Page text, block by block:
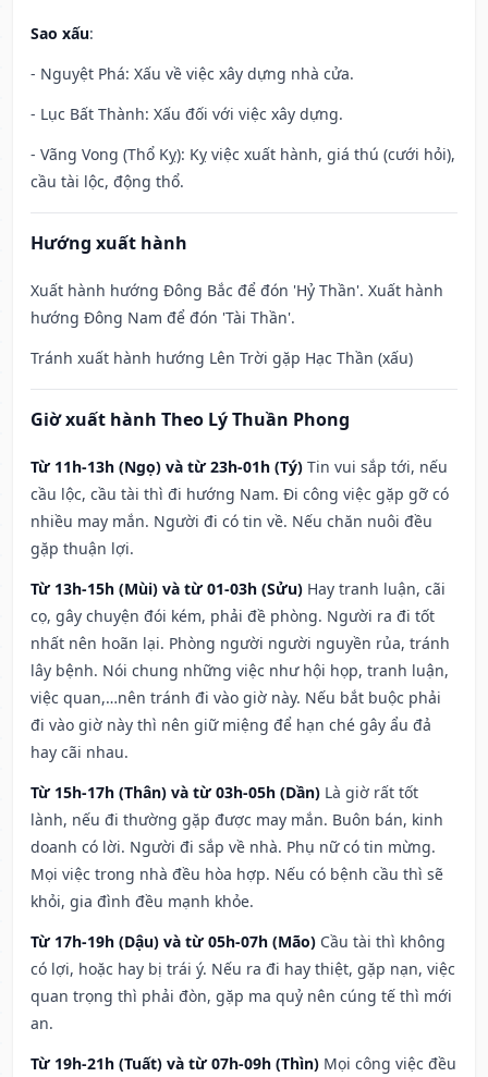
Sao xấu:
- Nguyệt Phá: Xấu về việc xây dựng nhà cửa.
- Lục Bất Thành: Xấu đối với việc xây dựng.
- Vãng Vong (Thổ Kỵ): Kỵ việc xuất hành, giá thú (cưới hỏi),
cầu tài lộc, động thổ.
Hướng xuất hành
Xuất hành hướng Đông Bắc để đón 'Hỷ Thần'. Xuất hành
hướng Đông Nam để đón 'Tài Thần'.
Tránh xuất hành hướng Lên Trời gặp Hạc Thần (xấu)
Giờ xuất hành Theo Lý Thuần Phong
Từ 11h-13h (Ngọ) và từ 23h-01h (Tý) Tin vui sắp tới, nếu
cầu lộc, cầu tài thì đi hướng Nam. Đi công việc gặp gỡ có
nhiều may mắn. Người đi có tin về. Nếu chăn nuôi đều
gặp thuận lợi.
Từ 13h-15h (Mùi) và từ 01-03h (Sửu) Hay tranh luận, cãi
cọ, gây chuyện đói kém, phải đề phòng. Người ra đi tốt
nhất nên hoãn lại. Phòng người người nguyền rủa, tránh
lây bệnh. Nói chung những việc như hội họp, tranh luận,
việc quan,…nên tránh đi vào giờ này. Nếu bắt buộc phải
đi vào giờ này thì nên giữ miệng để hạn ché gây ẩu đả
hay cãi nhau.
Từ 15h-17h (Thân) và từ 03h-05h (Dần) Là giờ rất tốt
lành, nếu đi thường gặp được may mắn. Buôn bán, kinh
doanh có lời. Người đi sắp về nhà. Phụ nữ có tin mừng.
Mọi việc trong nhà đều hòa hợp. Nếu có bệnh cầu thì sẽ
khỏi, gia đình đều mạnh khỏe.
Từ 17h-19h (Dậu) và từ 05h-07h (Mão) Cầu tài thì không
có lợi, hoặc hay bị trái ý. Nếu ra đi hay thiệt, gặp nạn, việc
quan trọng thì phải đòn, gặp ma quỷ nên cúng tế thì mới
an.
Từ 19h-21h (Tuất) và từ 07h-09h (Thìn) Mọi công việc đều